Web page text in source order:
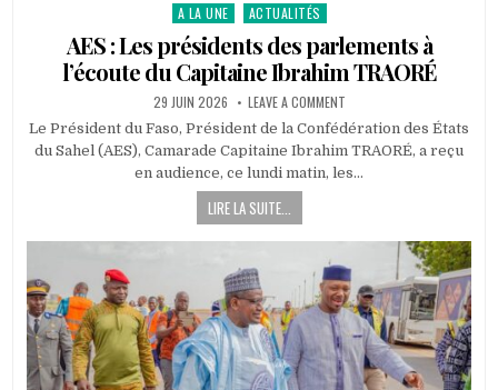
Posted
A LA UNE ACTUALITÉS
AES : Les présidents des parlements à
l’écoute du Capitaine Ibrahim TRAORÉ
PUBLISHED
DATE:
29 JUIN 2026 LEAVE A COMMENTON
:
PRÉSIDENTS
DES
PARLEMENTS
IBRAHIM
Le Président du Faso, Président de la Confédération des États
du Sahel (AES), Camarade Capitaine Ibrahim TRAORÉ, a reçu
en audience, ce lundi matin, les…
LIRE LA SUITE...